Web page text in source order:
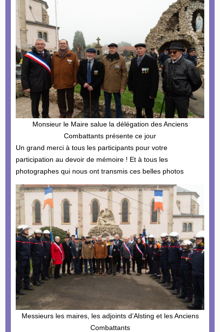
Monsieur le Maire salue la délégation des Anciens
Combattants présente ce jour
Un grand merci à tous les participants pour votre
participation au devoir de mémoire ! Et à tous les
photographes qui nous ont transmis ces belles photos
Messieurs les maires, les adjoints d’Alsting et les Anciens
Combattants